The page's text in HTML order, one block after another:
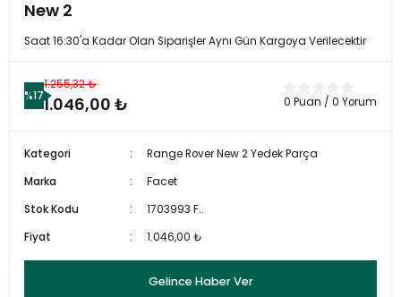
New 2
Saat 16:30'a Kadar Olan Siparişler Aynı Gün Kargoya Verilecektir
%17
1.255,32 ₺
1.046,00 ₺ 0 Puan / 0 Yorum
Kategori
Range Rover New 2 Yedek Parça
Marka
Facet
Stok Kodu
1703993 F..
Fiyat
1.046,00 ₺
Gelince Haber Ver